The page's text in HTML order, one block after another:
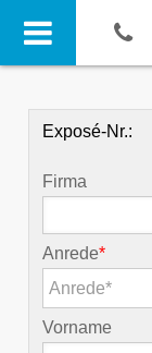
Exposé-Nr.:
Firma
Anrede*
Anrede*
Vorname